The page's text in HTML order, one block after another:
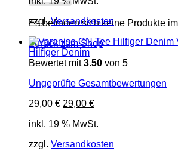
Es befinden sich keine Produkte
Zurück zum Shop
zzgl.Versandkosten
Hilfiger Denim
Bewertet mit3.50 von 5
Ungeprüfte Gesamtbewertungen
29,00€ Ursprünglicher
war:
29,00 €Aktueller
ist:
inkl. 19 % MwSt.
zzgl. Versandkosten